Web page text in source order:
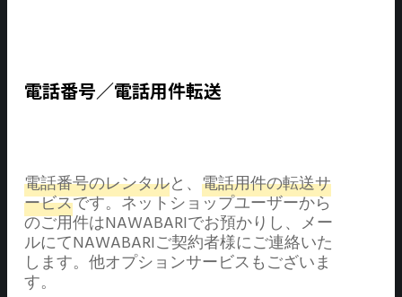
電話番号／電話用件転送
電話番号のレンタルと、電話用件の転送サ
ービスです。ネットショップユーザーから
のご用件はNAWABARIでお預かりし、メー
ルにてNAWABARIご契約者様にご連絡いた
します。他オプションサービスもございま
す。